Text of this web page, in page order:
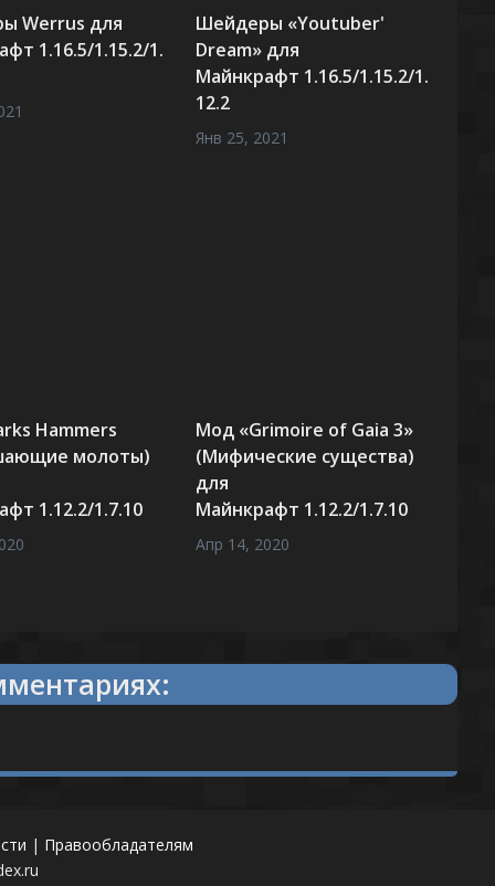
Werrus для
1.16.5/1.15.2/1.
Шейдеры «Youtuber'
Dream» для
Майнкрафт 1.16.5/1.15.2/1.
12.2
Янв 25, 2021
Hammers
молоты)
1.12.2/1.7.10
Мод «Grimoire of Gaia 3»
(Мифические существа)
для
Майнкрафт 1.12.2/1.7.10
Апр 14, 2020
| Правообладателям